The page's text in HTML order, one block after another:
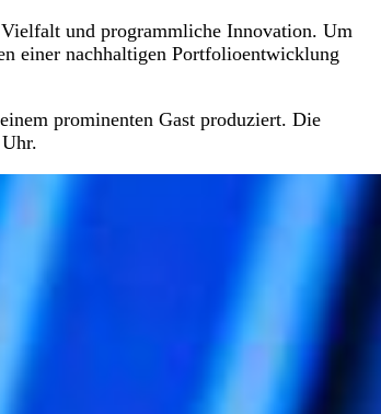
und programmliche Innovation. Um
einer nachhaltigen Portfolioentwicklung
prominenten Gast produziert. Die